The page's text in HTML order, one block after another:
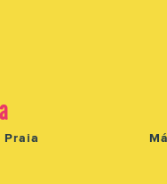
Praia